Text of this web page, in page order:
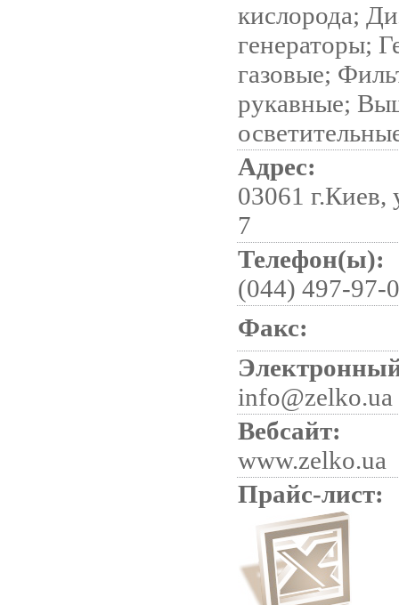
кислорода;
генераторы;
газовые;
рукавные;
Адрес:
03061 г.Киев,
7
Телефон(ы):
(044) 497-97-
Факс:
info@zelko.ua
Вебсайт:
www.zelko.ua
Прайс-лист: